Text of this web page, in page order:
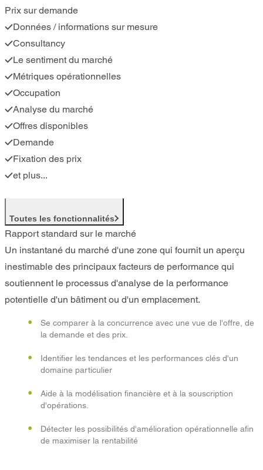
Prix sur demande
Données / informations sur mesure
Consultancy
Le sentiment du marché
Métriques opérationnelles
Occupation
Analyse du marché
Offres disponibles
Demande
Fixation des prix
et plus...
Toutes les fonctionnalités
Rapport standard sur le marché
Un instantané du marché d'une zone qui fournit un aperçu
inestimable des principaux facteurs de performance qui
soutiennent le processus d'analyse de la performance
potentielle d'un bâtiment ou d'un emplacement.
Se comparer à la concurrence avec une vue de l'offre, de
la demande et des prix.
Identifier les tendances et les performances clés d'un
domaine particulier
Aide à la modélisation financière et à la souscription
d'opérations.
Détecter les possibilités d'amélioration opérationnelle afin
de maximiser la rentabilité